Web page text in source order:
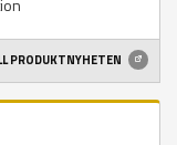
PRODUKTNYHETEN